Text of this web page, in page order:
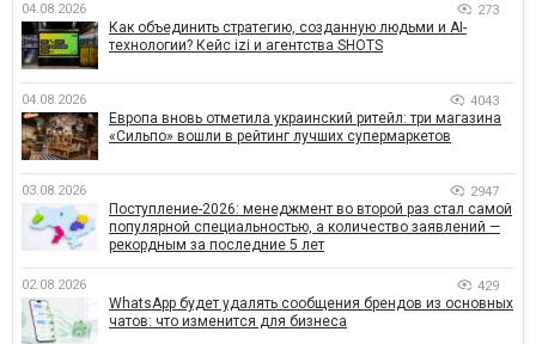
04.08.2026 273
Как объединить стратегию, созданную людьми и AI-
технологии? Кейс izi и агентства SHOTS
04.08.2026 4043
Европа вновь отметила украинский ритейл: три магазина
«Сильпо» вошли в рейтинг лучших супермаркетов
03.08.2026 2947
Поступление-2026: менеджмент во второй раз стал самой
популярной специальностью, а количество заявлений —
рекордным за последние 5 лет
02.08.2026 429
WhatsApp будет удалять сообщения брендов из основных
чатов: что изменится для бизнеса